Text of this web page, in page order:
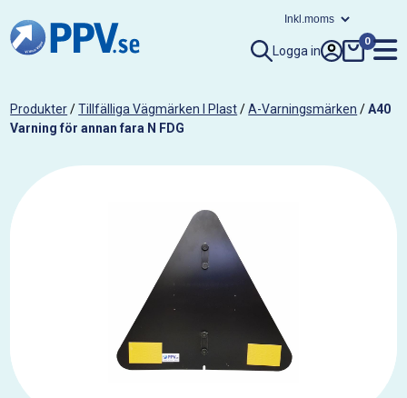
Logga in
0
Produkter/Tillfälliga Vägmärken I Plast/A-Varningsmärken /A40
Varning för annan fara N FDG